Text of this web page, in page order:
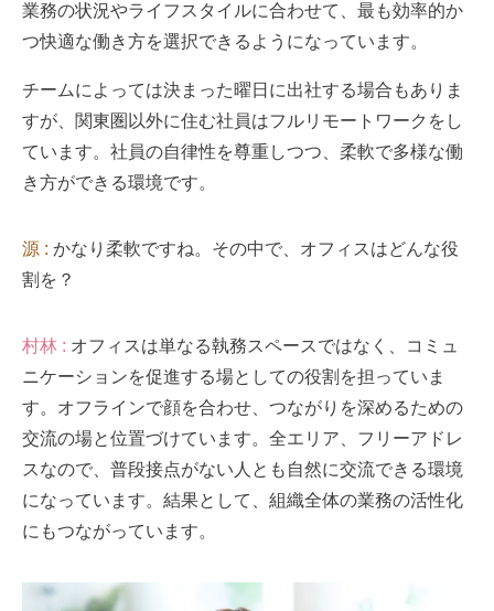
業務の状況やライフスタイルに合わせて、最も効率的か
つ快適な働き方を選択できるようになっています。
チームによっては決まった曜日に出社する場合もありま
すが、関東圏以外に住む社員はフルリモートワークをし
ています。社員の自律性を尊重しつつ、柔軟で多様な働
き方ができる環境です。
源 : かなり柔軟ですね。その中で、オフィスはどんな役
割を？
村林 : オフィスは単なる執務スペースではなく、コミュ
ニケーションを促進する場としての役割を担っていま
す。オフラインで顔を合わせ、つながりを深めるための
交流の場と位置づけています。全エリア、フリーアドレ
スなので、普段接点がない人とも自然に交流できる環境
になっています。結果として、組織全体の業務の活性化
にもつながっています。